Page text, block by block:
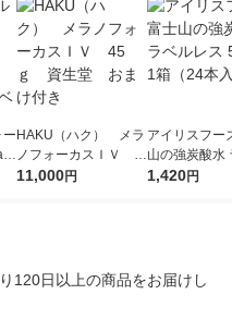
ー HAKU（ハク） メラ
ノフォーカスＩＶ 4
5ｇ 資生堂 おまけ
11,000円
アイリスフー
山の強炭酸水
レス 500ml 1
1,420円
120日以上の商品をお届けし